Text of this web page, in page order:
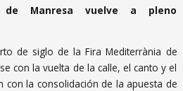
de Manresa vuelve a pleno
de siglo de la Fira Mediterrània de
con la vuelta de la calle, el canto y el
con la consolidación de la apuesta de